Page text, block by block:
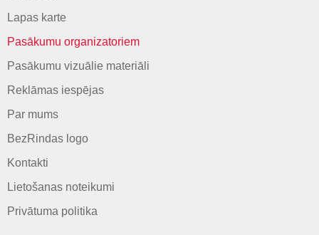
Lapas karte
Pasākumu organizatoriem
Pasākumu vizuālie materiāli
Reklāmas iespējas
Par mums
BezRindas logo
Kontakti
Lietošanas noteikumi
Privātuma politika